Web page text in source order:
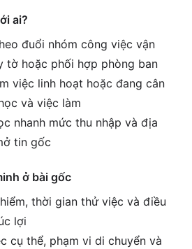
ai?
đuổi nhóm công việc vận
tờ hoặc phối hợp phòng ban
việc linh hoạt hoặc đang cân
và việc làm
nhanh mức thu nhập và địa
tin gốc
ở bài gốc
thời gian thử việc và điều
lợi
cụ thể, phạm vi di chuyển và